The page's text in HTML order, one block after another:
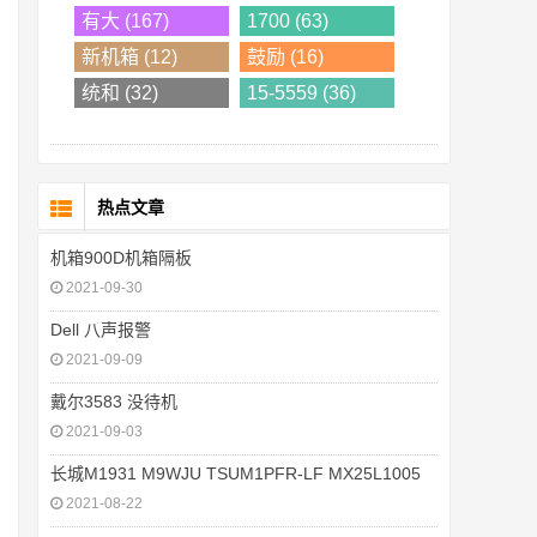
有大 (167)
1700 (63)
新机箱 (12)
鼓励 (16)
统和 (32)
15-5559 (36)
热点文章
机箱900D机箱隔板
2021-09-30
Dell 八声报警
2021-09-09
戴尔3583 没待机
2021-09-03
长城M1931 M9WJU TSUM1PFR-LF MX25L1005
2021-08-22